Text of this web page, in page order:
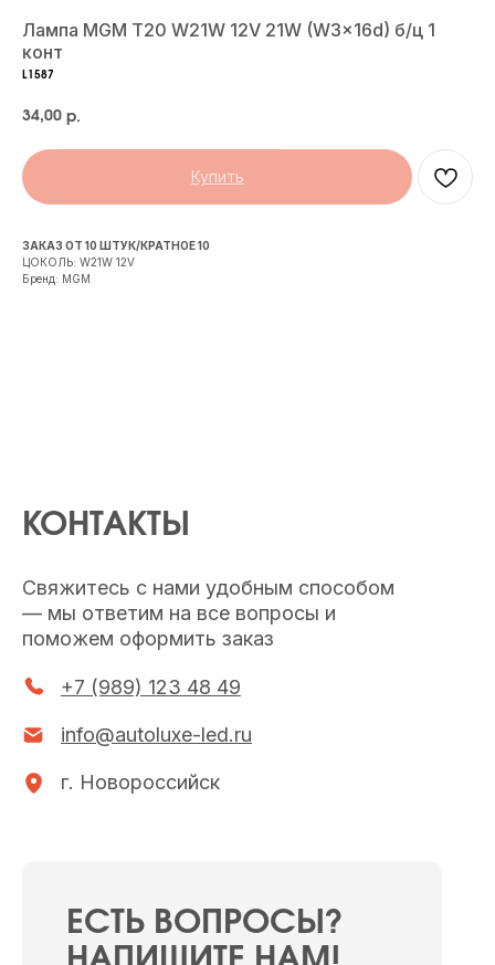
Лампа MGM T20 W21W 12V 21W (W3x16d) б/ц 1
конт
L1587
34,00 р.
Купить
ЗАКАЗ ОТ 10 ШТУК/КРАТНОЕ 10
ЦОКОЛЬ: W21W 12V
Бренд: MGM
КОНТАКТЫ
ЕСТЬ ВОПРОСЫ?
Свяжитесь с нами удобным способом
— мы ответим на все вопросы и
поможем оформить заказ
+7 (989) 123 48 49
info@autoluxe-led.ru
г. Новороссийск